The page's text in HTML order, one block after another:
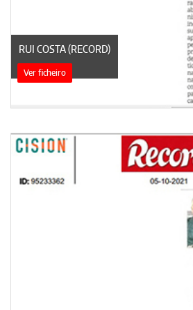
RUI COSTA (RECORD)
Ver ficheiro